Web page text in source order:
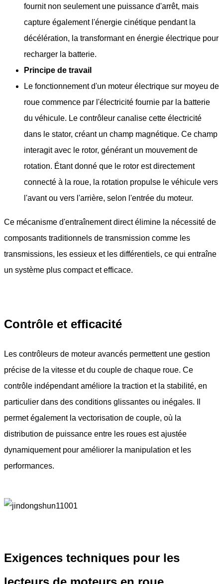
fournit non seulement une puissance d'arrêt, mais
capture également l'énergie cinétique pendant la
décélération, la transformant en énergie électrique pour
recharger la batterie.
Principe de travail
Le fonctionnement d'un moteur électrique sur moyeu de
roue commence par l'électricité fournie par la batterie
du véhicule. Le contrôleur canalise cette électricité
dans le stator, créant un champ magnétique. Ce champ
interagit avec le rotor, générant un mouvement de
rotation. Étant donné que le rotor est directement
connecté à la roue, la rotation propulse le véhicule vers
l'avant ou vers l'arrière, selon l'entrée du moteur.
Ce mécanisme d'entraînement direct élimine la nécessité de
composants traditionnels de transmission comme les
transmissions, les essieux et les différentiels, ce qui entraîne
un système plus compact et efficace.
Contrôle et efficacité
Les contrôleurs de moteur avancés permettent une gestion
précise de la vitesse et du couple de chaque roue. Ce
contrôle indépendant améliore la traction et la stabilité, en
particulier dans des conditions glissantes ou inégales. Il
permet également la vectorisation de couple, où la
distribution de puissance entre les roues est ajustée
dynamiquement pour améliorer la manipulation et les
performances.
Exigences techniques pour les